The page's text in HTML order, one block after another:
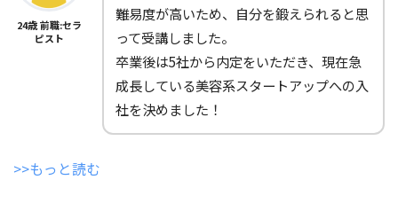
24歳 前職:セラ
ピスト
難易度が高いため、自分を鍛えられると思
って受講しました。
卒業後は5社から内定をいただき、現在急
成長している美容系スタートアップへの入
社を決めました！
>>もっと読む